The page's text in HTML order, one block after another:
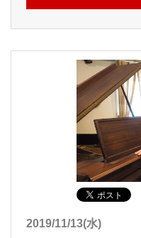
2019/11/13(水)